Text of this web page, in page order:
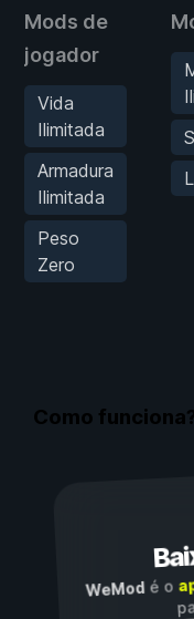
Mods de
jogador
Vida
Ilimitada
Armadura
Ilimitada
Peso
Zero
Como
WeModé o